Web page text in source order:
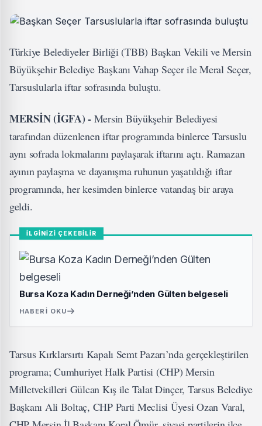
Türkiye Belediyeler Birliği (TBB) Başkan Vekili ve Mersin
Büyükşehir Belediye Başkanı Vahap Seçer ile Meral Seçer,
Tarsuslularla iftar sofrasında buluştu.
MERSİN (İGFA) - Mersin Büyükşehir Belediyesi
tarafından düzenlenen iftar programında binlerce Tarsuslu
aynı sofrada lokmalarını paylaşarak iftarını açtı. Ramazan
ayının paylaşma ve dayanışma ruhunun yaşatıldığı iftar
programında, her kesimden binlerce vatandaş bir araya
geldi.
İLGİNİZİ ÇEKEBİLİR
Bursa Koza Kadın Derneği’nden Gülten belgeseli
HABERI OKU
Tarsus Kırklarsırtı Kapalı Semt Pazarı’nda gerçekleştirilen
programa; Cumhuriyet Halk Partisi (CHP) Mersin
Milletvekilleri Gülcan Kış ile Talat Dinçer, Tarsus Belediye
Başkanı Ali Boltaç, CHP Parti Meclisi Üyesi Ozan Varal,